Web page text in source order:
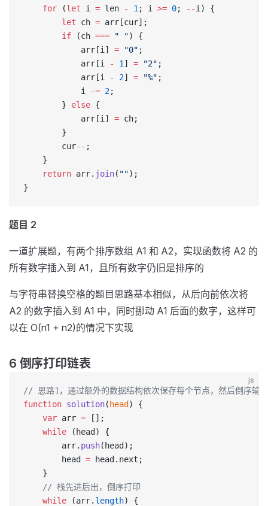
    for
(let i = len - 1 ; i >= 0; --i) {
        let
ch = arr[cur];
        if
(ch === " ") {
            arr[i]
= "0" ;
            arr[i
- 1 ] = "2" ;
            arr[i
- 2] = "%" ;
            i
-= 2;
        }
else {
            arr[i]
= ch;
        }
        cur
-- ;
    }
    return
arr. join( "");
}
题目 2
一道扩展题，有两个排序数组 A1 和 A2，实现函数将 A2 的
所有数字插入到 A1，且所有数字仍旧是排序的
与字符串替换空格的题目思路基本相似，从后向前依次将
A2 的数字插入到 A1 中，同时挪动 A1 后面的数字，这样可
以在 O(n1 + n2)的情况下实现
6 倒序打印链表
js
// 思路1，通过额外的数据结构依次保存每个节点，然后倒序输
function solution( head ) {
    var
arr = [];
    while
(head) {
        arr.
push(head);
        head
= head.next;
    }
    // 栈先进后出，倒序打印
    while
(arr. length) {